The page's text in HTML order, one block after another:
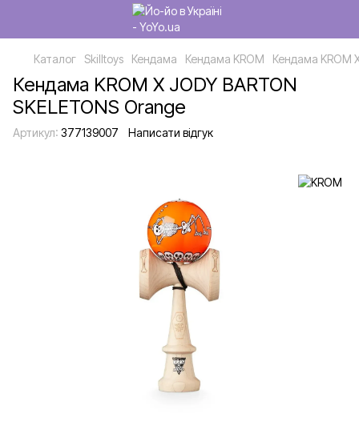
Каталог Skilltoys Кендама Кендама KROM Кендама KROM
Кендама KROM X JODY BARTON
SKELETONS Orange
Артикул: 377139007 Написати відгук